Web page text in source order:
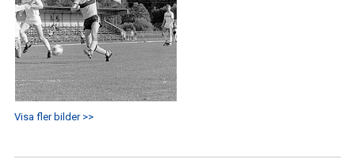
Visa fler bilder >>